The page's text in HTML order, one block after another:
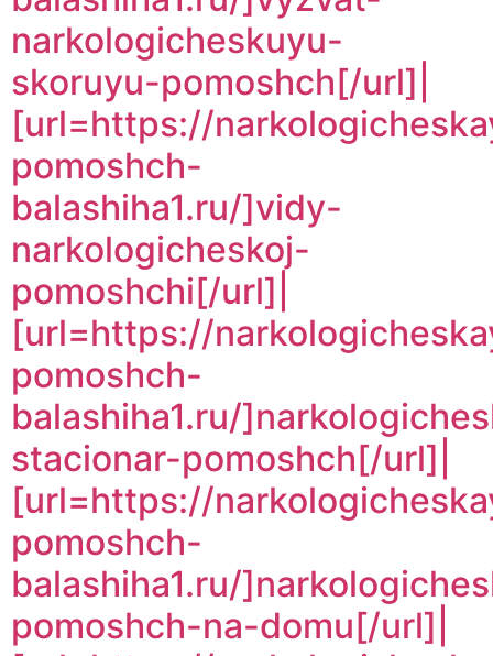
narkologicheskuyu-
skoruyu-pomoshch[/url]|
[url=https://
pomoshch-
balashiha1.ru/]vidy-
narkologicheskoj-
pomoshchi[/url]|
[url=https://
pomoshch-
balashiha1.ru/
stacionar-pomoshch[/url]|
[url=https://
pomoshch-
balashiha1.ru/
pomoshch-na-domu[/url]|